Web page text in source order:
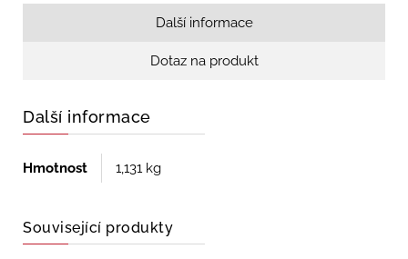
Další informace
Dotaz na produkt
Další informace
Hmotnost 1,131 kg
Související produkty